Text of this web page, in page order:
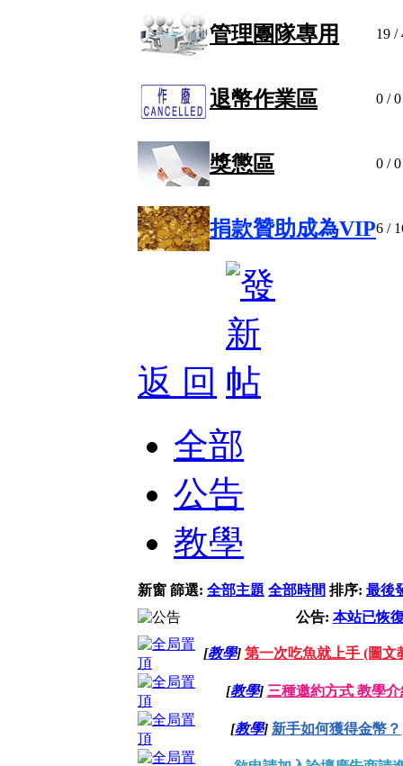
管理團隊專用 19 /
退幣作業區 0 / 0
獎懲區 0 / 0
捐款贊助成為VIP6 /
返 回
全部
公告
教學
新窗 篩選: 全部主題 全部時間 排序: 最後
公告: 本站已恢
[教學] 第一次吃魚就上手 (圖文
[教學] 三種邀約方式 教學介
[教學] 新手如何獲得金幣？